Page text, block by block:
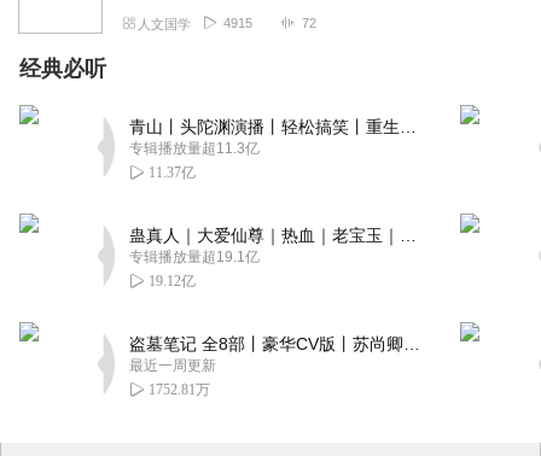
人文国学 4915 72
经典必听
专辑播放量超11.3亿
11.37亿
专辑播放量超19.1亿
19.12亿
最近一周更新
1752.81万